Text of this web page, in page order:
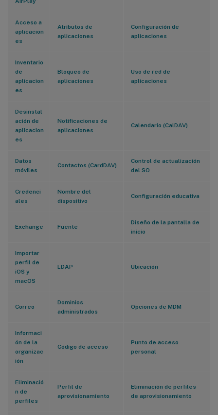
Acceso a
aplicacion
es
Atributos de
aplicaciones
Configuración de
aplicaciones
Inventario
de
aplicacion
es
Bloqueo de
aplicaciones
Uso de red de
aplicaciones
Desinstal
ación de
aplicacion
es
Notificaciones de
aplicaciones
Calendario (CalDAV)
Datos
móviles
Contactos (CardDAV)
Control de actualización
del SO
Credenci
ales
Nombre del
dispositivo
Configuración educativa
Exchange Fuente
Diseño de la pantalla de
inicio
Importar
perfil de
iOS y
macOS
LDAP Ubicación
Correo
Dominios
administrados
Opciones de MDM
Informaci
ón de la
organizac
ión
Código de acceso
Punto de acceso
personal
Eliminació
n de
perfiles
Perfil de
aprovisionamiento
Eliminación de perfiles
de aprovisionamiento